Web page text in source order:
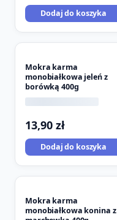
Dodaj do koszyka
Mokra karma
monobiałkowa jeleń z
borówką 400g
13,90 zł
Dodaj do koszyka
Mokra karma
monobiałkowa konina z